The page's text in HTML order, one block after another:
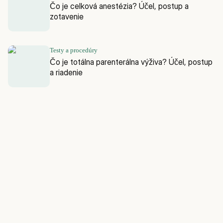
Čo je celková anestézia? Účel, postup a
zotavenie
Testy a procedúry
Čo je totálna parenterálna výživa? Účel, postup
a riadenie